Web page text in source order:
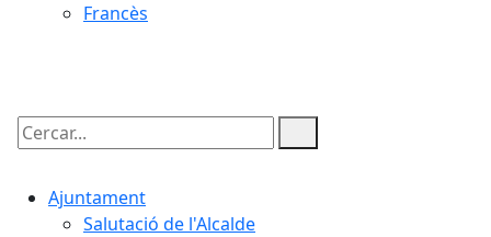
Francès
Cercar:
Ajuntament
Salutació de l'Alcalde